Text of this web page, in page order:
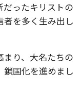
だったキリストの
を多く生み出し
まり、大名たちの
国化を進めまし